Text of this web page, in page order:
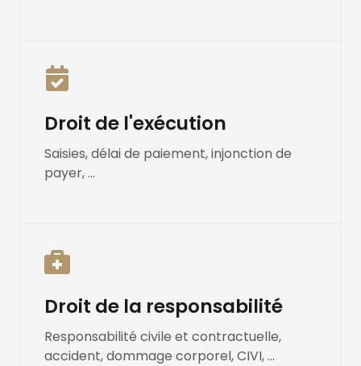
Droit de l'exécution
Saisies, délai de paiement, injonction de
payer, ...
Droit de la responsabilité
Responsabilité civile et contractuelle,
accident, dommage corporel, CIVI, ...